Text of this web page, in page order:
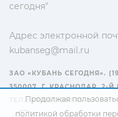
сегодня"
Адрес электронной
kubanseg@mail.ru
ЗАО «КУБАНЬ СЕГОДНЯ».
350007, Г. КРАСНОДАР, 2-
ТЕЛ.: +7(861) 267-15-15
Продолжая
политикой обработки